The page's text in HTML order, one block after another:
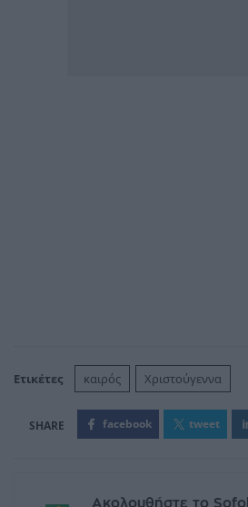
Ετικέτες καιρός Χριστούγεννα
facebook tweet
Ακολουθήστε το